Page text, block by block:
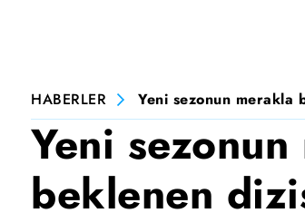
HABERLER Yeni sezonun merakla
Yeni
beklenen